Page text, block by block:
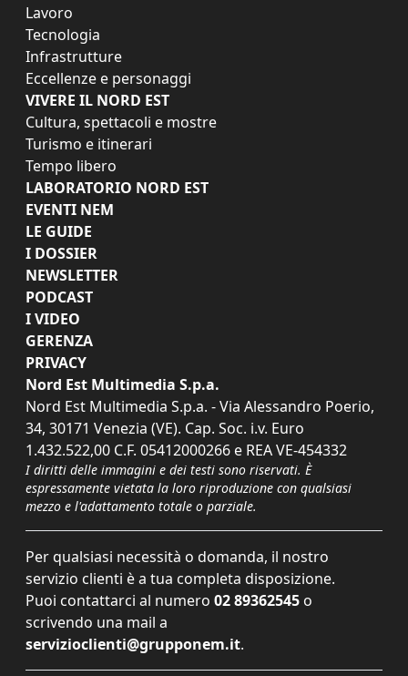
Lavoro
Tecnologia
Infrastrutture
Eccellenze e personaggi
VIVERE IL NORD EST
Cultura, spettacoli e mostre
Turismo e itinerari
Tempo libero
LABORATORIO NORD EST
EVENTI NEM
LE GUIDE
I DOSSIER
NEWSLETTER
PODCAST
I VIDEO
GERENZA
PRIVACY
Nord Est Multimedia S.p.a.
Nord Est Multimedia S.p.a. - Via Alessandro Poerio,
34, 30171 Venezia (VE). Cap. Soc. i.v. Euro
1.432.522,00 C.F. 05412000266 e REA VE-454332
I diritti delle immagini e dei testi sono riservati. È
espressamente vietata la loro riproduzione con qualsiasi
mezzo e l'adattamento totale o parziale.
Per qualsiasi necessità o domanda, il nostro
servizio clienti è a tua completa disposizione.
Puoi contattarci al numero 02 89362545 o
scrivendo una mail a
servizioclienti@grupponem.it.